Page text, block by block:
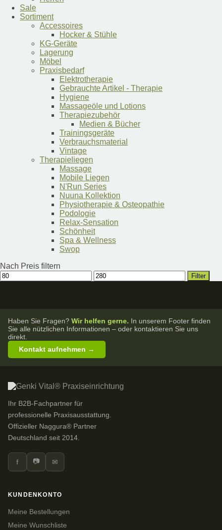
Sale
Sortiment
Accessoires
Hocker & Stühle
KG-Geräte
Lagerung
Möbel
Praxisbedarf
Elektrotherapie
Gebrauchte Artikel - Therapie
Hygiene
Massageöle und Lotions
Therapiezubehör
Medien & Bücher
Trainingsgeräte
Verbrauchsmaterial
Vintage
Therapieliegen
Massage
Mobile Liegen
N'Run Series
Nuuna Kollektion
Physiotherapie & Osteopathie
Podologie
Relax-Sensation
Schönheit
Spa & Wellness
Swop
Nach Preis filtern
Min.
Preis
Max.
Preis
Filter
Haben Sie Fragen? Wir helfen gerne. In unserem Footer finden
Sie alle nützlichen Informationen – oder kontaktieren Sie uns
direkt.
Kontakt aufnehmen →
Ihr B2B-Fachpartner für
professionelle Praxisausstattung.
Offizieller Naggura® Partner
Deutschland seit 2014.
f 📷 ✉
KUNDENKONTO
Meine Bestellungen
Meine Wunschliste